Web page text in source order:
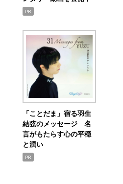
PR
「ことだま」宿る羽生
結弦のメッセージ 名
言がもたらす心の平穏
と潤い
PR